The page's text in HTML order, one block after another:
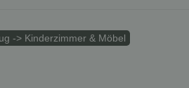
-> Kinderzimmer & Möbel